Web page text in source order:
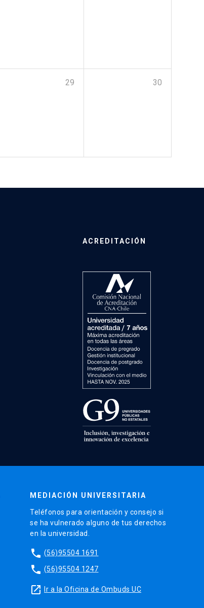
29 30
ACREDITACIÓN
MEDIACIÓN UNIVERSITARIA
Teléfonos para orientación y consejo si
se ha vulnerado alguno de tus derechos
en la universidad.
phone (56)95504 1691
phone (56)95504 1247
launch Ir a la Oficina de Ombuds UC